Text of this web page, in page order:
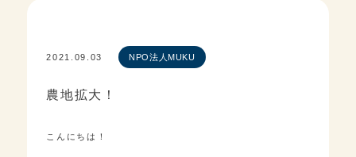
2021.09.03 NPO法人MUKU
農地拡大！
こんにちは！